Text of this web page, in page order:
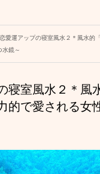
恋愛運アップの寝室風水２＊風水的
水鏡～
寝室風水２＊風
的で愛される女